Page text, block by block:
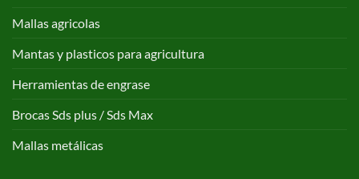
Mallas agricolas
Mantas y plasticos para agricultura
Herramientas de engrase
Brocas Sds plus / Sds Max
Mallas metálicas